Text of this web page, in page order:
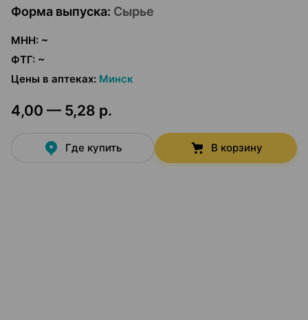
Форма выпуска: Сырье
МНН: ~
ФТГ: ~
Цены в аптеках: Минск
4,00 — 5,28 р.
Где купить В корзину